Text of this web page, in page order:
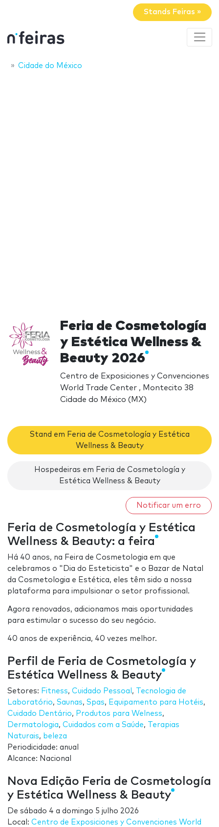
Stands Feiras »
Cidade do México
Feria de Cosmetología
y Estética Wellness &
Beauty 2026
Centro de Exposiciones y Convenciones
World Trade Center , Montecito 38
Cidade do México (MX)
Stand em Feria de Cosmetología y Estética
Wellness & Beauty
Hospedeiras em Feria de Cosmetología y
Estética Wellness & Beauty
Notificar um erro
Feria de Cosmetología y Estética
Wellness & Beauty: a feira
Há 40 anos, na Feira de Cosmetologia em que
celebramos o "Dia do Esteticista" e o Bazar de Natal
da Cosmetologia e Estética, eles têm sido a nossa
plataforma para impulsionar o setor profissional.
Agora renovados, adicionamos mais oportunidades
para estimular o sucesso do seu negócio.
40 anos de experiência, 40 vezes melhor.
Perfil de Feria de Cosmetología y
Estética Wellness & Beauty
Setores: Fitness, Cuidado Pessoal ,
Tecnologia de
Laboratório, Saunas, Spas, Equipamento para Hotéis,
Cuidado Dentário, Produtos para Welness,
Dermatologia, Cuidados com a Saúde,
Terapias
Naturais, beleza
Periodicidade: anual
Alcance: Nacional
Nova Edição Feria de Cosmetología
y Estética Wellness & Beauty
De sábado 4 a domingo 5 julho 2026
Local: Centro de Exposiciones y Convenciones World